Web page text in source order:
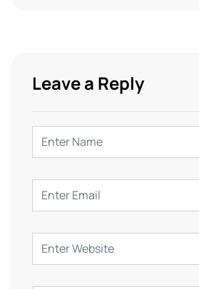
Leave a Reply